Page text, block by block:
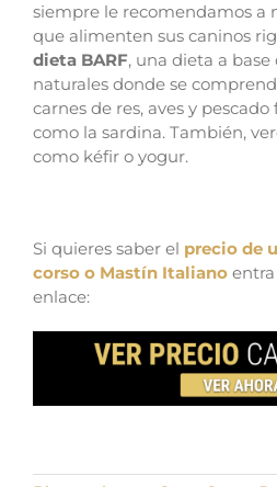
siempre le recomendamos a
que alimenten sus caninos
dieta BARF, una dieta a base
naturales donde se
carnes de res, aves y
como la sardina. También,
como kéfir o yogur.
Si quieres saber el precio de
corso o Mastín Italiano
enlace: